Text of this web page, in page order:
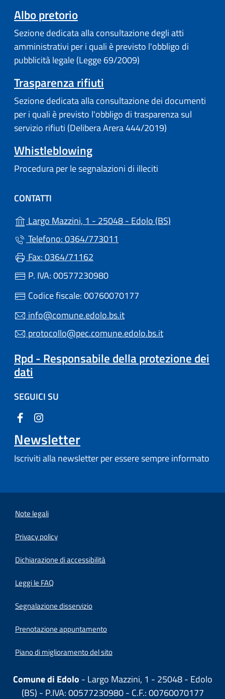
Albo pretorio
Sezione dedicata alla consultazione degli atti
amministrativi per i quali è previsto l'obbligo di
pubblicità legale (Legge 69/2009)
Trasparenza rifiuti
Sezione dedicata alla consultazione dei documenti
per i quali è previsto l'obbligo di trasparenza sul
servizio rifiuti (Delibera Arera 444/2019)
Whistleblowing
Procedura per le segnalazioni di illeciti
CONTATTI
Largo Mazzini, 1 - 25048 - Edolo (BS)
Telefono: 0364/773011
Fax: 0364/71162
P. IVA: 00577230980
Codice fiscale: 00760070177
info@comune.edolo.bs.it
protocollo@pec.comune.edolo.bs.it
Rpd - Responsabile della protezione dei
dati
SEGUICI SU
Newsletter
Iscriviti alla newsletter per essere sempre informato
Note legali
Privacy policy
Dichiarazione di accessibilità
Leggi le FAQ
Segnalazione disservizio
Prenotazione appuntamento
Piano di miglioramento del sito
Comune di Edolo - Largo Mazzini, 1 - 25048 - Edolo
(BS) - P.IVA: 00577230980 - C.F.: 00760070177